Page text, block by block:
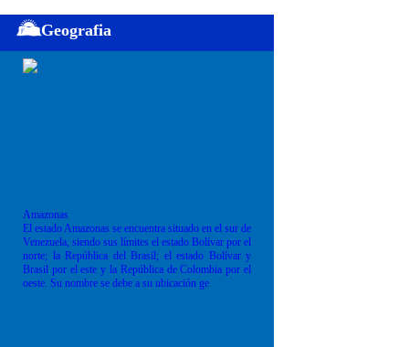
Geografia
Amazonas
El estado Amazonas se encuentra situado en el sur de
Venezuela, siendo sus límites el estado Bolívar por el
norte; la República del Brasil; el estado Bolívar y
Brasil por el este y la República de Colombia por el
oeste. Su nombre se debe a su ubicación ge